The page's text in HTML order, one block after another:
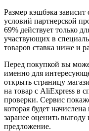
Размер кэшбэка зависит
условий партнерской
69% действует только
участвующих в
товаров ставка ниже и
Перед покупкой вы
именно для
открыть страницу
на товар с AliExpress в
проверки. Сервис
которая будет
заранее оценить
предложение.